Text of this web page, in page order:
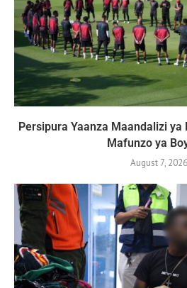
Persipura Yaanza Maandalizi
Mafunzo ya
August 7, 2026